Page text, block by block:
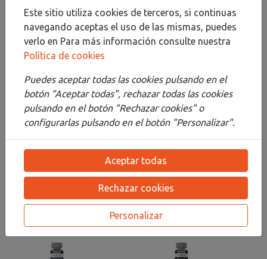
Descripción
Detalles
Adjuntos
Opiniones
¡Este producto no tiene descripción!
PRODUCTOSRELACIONADOS
Este sitio utiliza cookies de terceros, si continuas
navegando aceptas el uso de las mismas, puedes
verlo en Para más información consulte nuestra
Política de cookies
Puedes aceptar todas las cookies pulsando en el
botón "Aceptar todas", rechazar todas las cookies
pulsando en el botón "Rechazar cookies" o
configurarlas pulsando en el botón "Personalizar".
Aceptar todas
Rechazar cookies
Personalizar